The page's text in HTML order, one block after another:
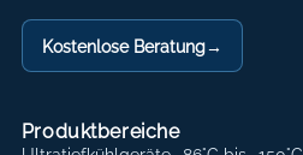
Kostenlose Beratung→
Produktbereiche